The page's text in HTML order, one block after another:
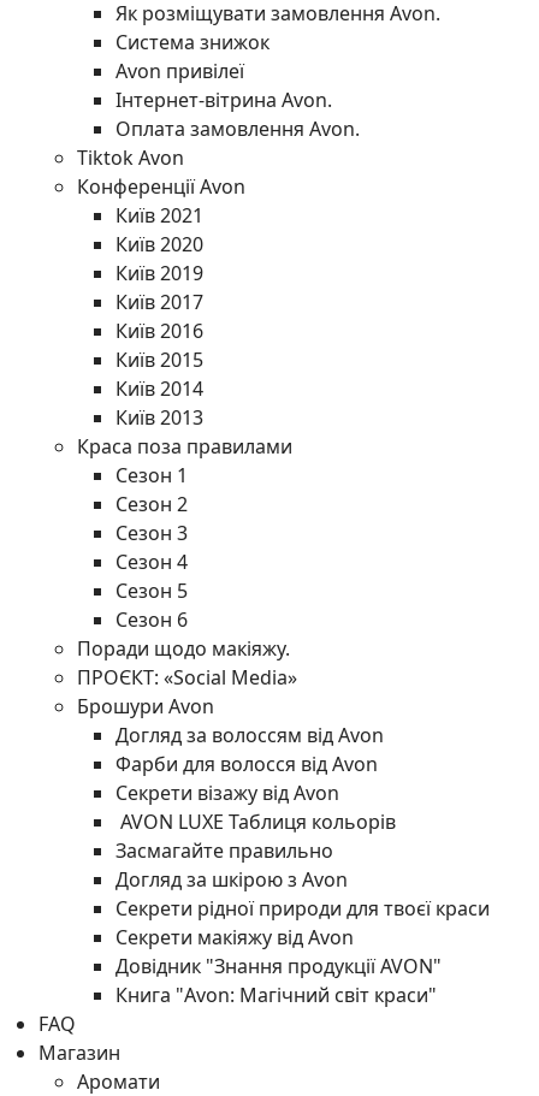
Як розміщувати замовлення Avon.
Система знижок
Avon привілеї
Інтернет-вітрина Avon.
Оплата замовлення Avon.
Tiktok Avon
Конференції Avon
Київ 2021
Київ 2020
Київ 2019
Київ 2017
Київ 2016
Київ 2015
Київ 2014
Київ 2013
Краса поза правилами
Сезон 1
Сезон 2
Сезон 3
Сезон 4
Сезон 5
Сезон 6
Поради щодо макіяжу.
ПРОЄКТ: «Social Media»
Брошури Avon
Догляд за волоссям від Avon
Фарби для волосся від Avon
Секрети візажу від Avon
AVON LUXE Таблиця кольорів
Засмагайте правильно
Догляд за шкірою з Avon
Секрети рідної природи для твоєї краси
Секрети макіяжу від Avon
Довідник "Знання продукції AVON"
Книга "Avon: Магічний світ краси"
FAQ
Магазин
Аромати